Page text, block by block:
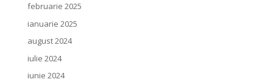
februarie 2025
ianuarie 2025
august 2024
iulie 2024
iunie 2024